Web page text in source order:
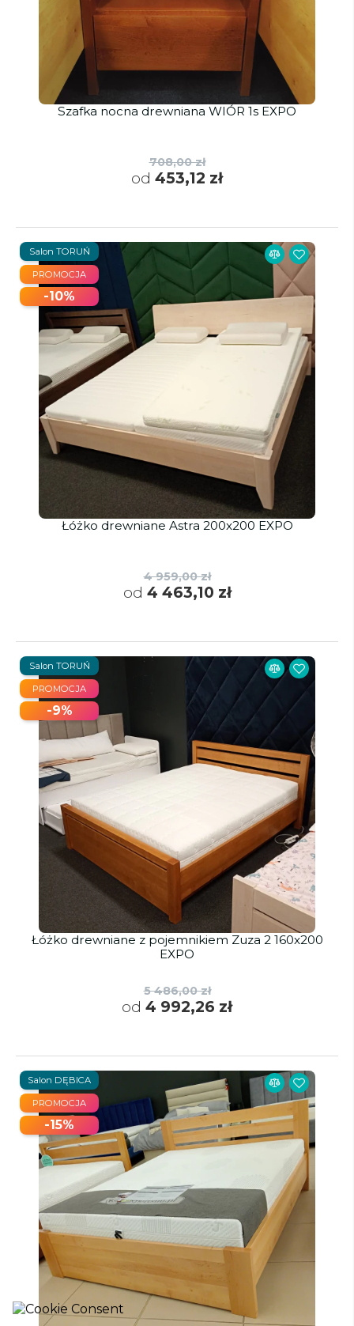
Szafka nocna drewniana WIÓR 1s EXPO
708,00 zł
od 453,12 zł
Łóżko drewniane Astra 200x200 EXPO
4 959,00 zł
od 4 463,10 zł
PROMOCJA
-10%
Salon TORUŃ
Łóżko drewniane z pojemnikiem Zuza 2 160x200
EXPO
5 486,00 zł
od 4 992,26 zł
PROMOCJA
-9%
Salon TORUŃ
PROMOCJA
-15%
Salon DĘBICA